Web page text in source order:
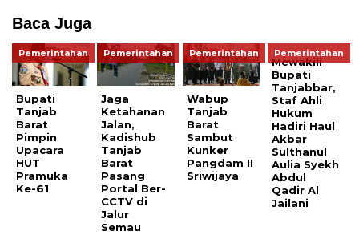
Baca Juga
Pemerintahan
Bupati
Tanjab
Barat
Pimpin
Upacara
HUT
Pramuka
Ke-61
Pemerintahan
Jaga
Ketahanan
Jalan,
Kadishub
Tanjab
Barat
Pasang
Portal Ber-
CCTV di
Jalur
Semau
Pemerintahan
Wabup
Tanjab
Barat
Sambut
Kunker
Pangdam II
Sriwijaya
Pemerintahan
Mewakili
Bupati
Tanjabbar,
Staf Ahli
Hukum
Hadiri Haul
Akbar
Sulthanul
Aulia Syekh
Abdul
Qadir Al
Jailani